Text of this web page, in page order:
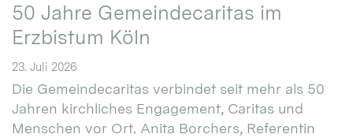
50 Jahre Gemeindecaritas im
Erzbistum Köln
23. Juli 2026
Die Gemeindecaritas verbindet seit mehr als 50
Jahren kirchliches Engagement, Caritas und
Menschen vor Ort. Anita Borchers, Referentin